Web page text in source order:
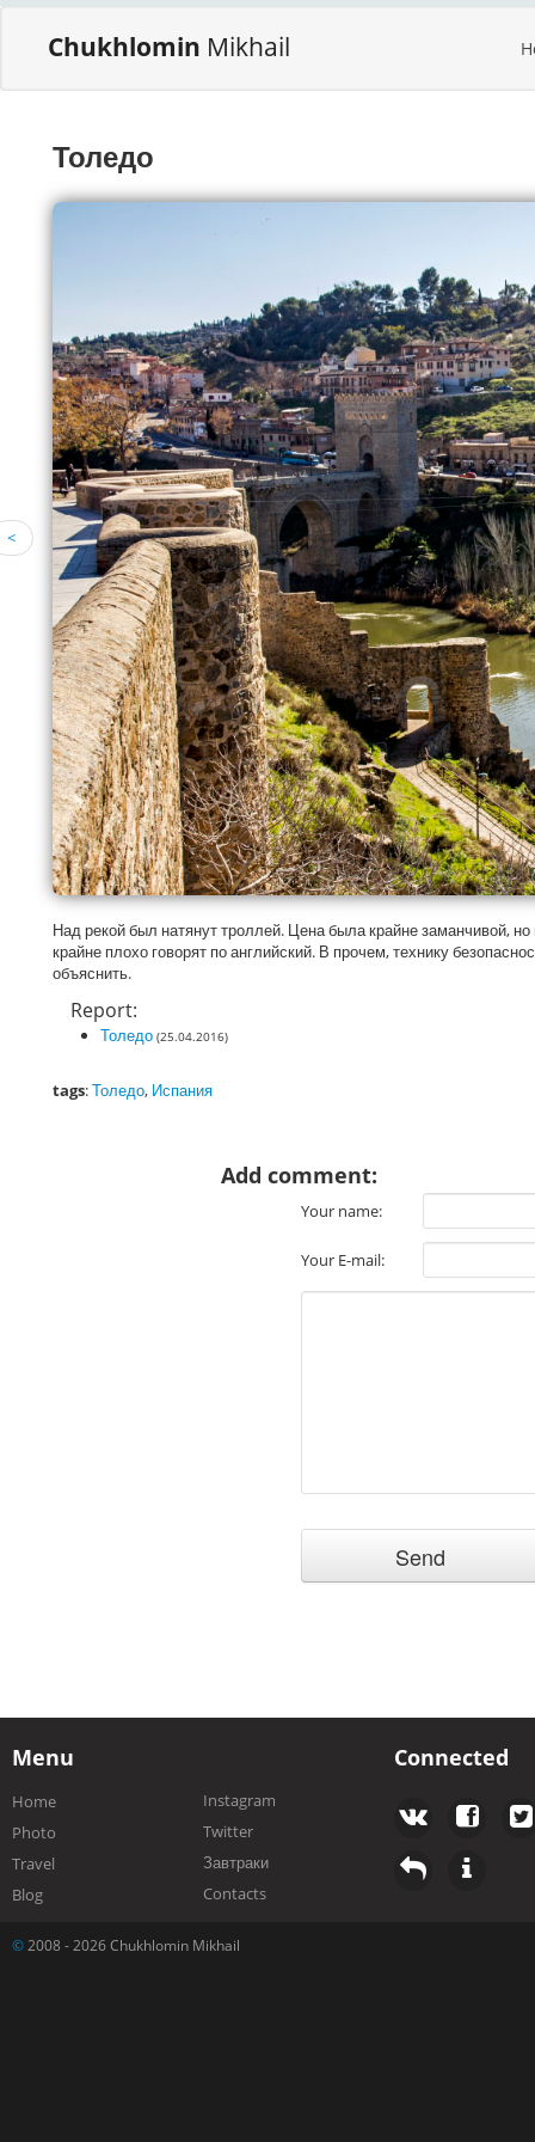
Chukhlomin Mikhail
Толедо
<
Над рекой был натянут троллей. Цена была крайне заманчивой,
крайне плохо говорят по английский. В прочем, технику
объяснить.
Report:
Толедо (25.04.2016)
tags:Толедо, Испания
Add comment:
Your name:
Your E-mail:
Menu
Home
Photo
Travel
Blog
Instagram
Twitter
Завтраки
Contacts
Connected
© 2008 - 2026 Chukhlomin Mikhail